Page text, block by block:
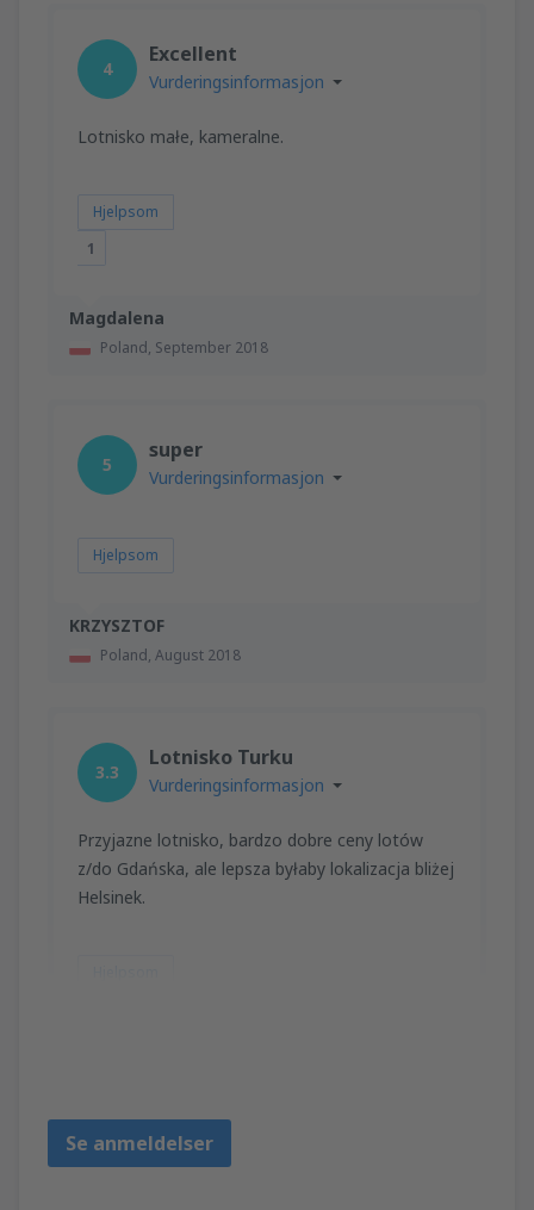
Magdalena
Poland, September 2018
4
Excellent
Vurderingsinformasjon
Lotnisko małe, kameralne.
Hjelpsom
1
KRZYSZTOF
Poland, August 2018
5
super
Vurderingsinformasjon
Hjelpsom
3.3
Lotnisko Turku
Vurderingsinformasjon
Przyjazne lotnisko, bardzo dobre ceny lotów
z/do Gdańska, ale lepsza byłaby lokalizacja bliżej
Helsinek.
Se anmeldelser